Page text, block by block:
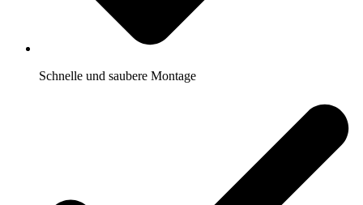
Schnelle und saubere Montage